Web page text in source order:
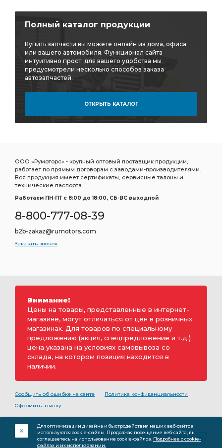
Полный каталог продукции
Купить запчасти вы можете онлайн из дома, офиса
или вашего автомобиля. Функционал сайта
интуитивно прост: для вашего удобства мы
предусмотрели несколько способов заказа
автозапчастей.
ОТКРЫТЬ КАТАЛОГ
ООО «Румоторс» - крупный оптовый поставщик продукции,
работает по прямым договорам с заводами-производителями.
Вся продукция имеет сертификаты, сервисные талоны и
технические паспорта.
Работаем ПН-ПТ c 8:00 до 18:00, СБ-ВС выходной
8-800-777-08-39
b2b-zakaz@rumotors.com
Заказать звонок
Внимание!
Цены на товары, представленные в интернет-
магазине, могут отличаться от цен в розничных
магазинах. Для товаров по специальному
предложению (акция, спецпредложение и т.д.)
цена указана на условиях самовывоза со
склада, на котором позиция находится в
наличии.
Сообщить об ошибке на сайте
Политика конфиденциальности
Оформить заявку
обозначением ООО «РуМоторс». Все права на
разработку принадлежат ООО «Румоторс». Не является
публичной офертой.
Для оптимизации дизайна и быстродействия наших веб-сайтов
используются cookie-файлы. Продолжая посещение веб-сайта, вы
соглашаетесь на использование cookie-файлов. Подробнее о cookie-
файлах и их использовании.